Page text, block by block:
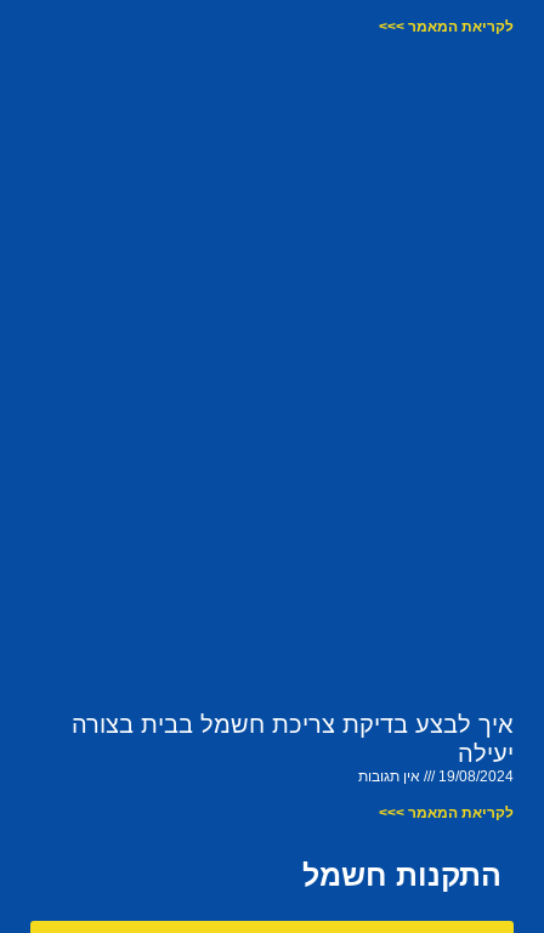
לקריאת המאמר >>>
איך לבצע בדיקת צריכת חשמל בבית בצורה
יעילה
19/08/2024 אין תגובות
לקריאת המאמר >>>
התקנות חשמל